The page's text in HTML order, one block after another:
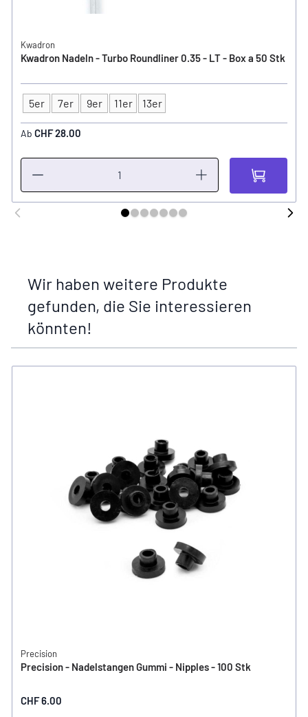
Kwadron
Kwadron Nadeln - Turbo Roundliner 0.35 - LT - Box a 50 Stk
Typ
5er 7er 9er 11er 13er
Ab CHF 28.00
Wir haben weitere Produkte
gefunden, die Sie interessieren
könnten!
Precision
Precision - Nadelstangen Gummi - Nipples - 100 Stk
CHF 6.00